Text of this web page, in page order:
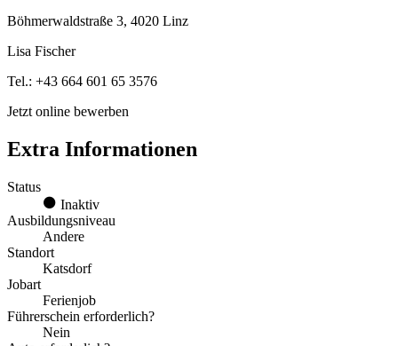
Böhmerwaldstraße 3, 4020 Linz
Lisa Fischer
Tel.: +43 664 601 65 3576
Jetzt online bewerben
Extra Informationen
Status
Inaktiv
Ausbildungsniveau
Andere
Standort
Katsdorf
Jobart
Ferienjob
Führerschein erforderlich?
Nein